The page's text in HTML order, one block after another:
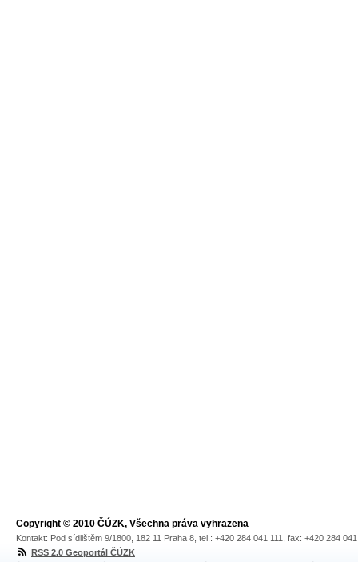
Copyright © 2010 ČÚZK, Všechna práva vyhrazena
Kontakt: Pod sídlištěm 9/1800, 182 11 Praha 8, tel.: +420 284 041 111, fax: +420 284
RSS 2.0 Geoportál ČÚZK